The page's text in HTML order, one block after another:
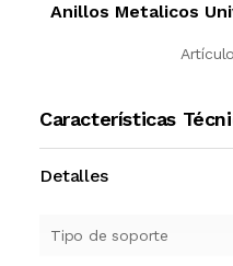
Anillos Metalicos
Características
Detalles
Tipo de soporte